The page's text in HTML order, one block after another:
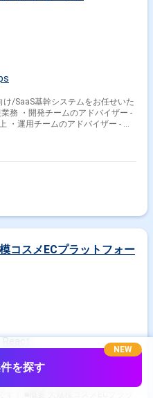
/SaaS基幹システムをお任せいた
コスメECプラットフォー
React
を探す
NEW